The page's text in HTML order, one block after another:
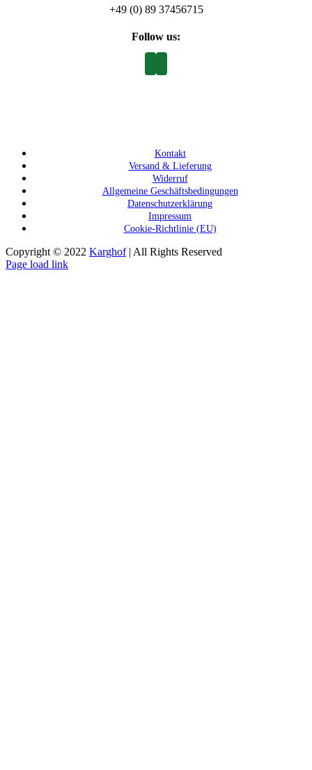
+49 (0) 89 37456715
Follow us:
Kontakt
Versand & Lieferung
Widerruf
Allgemeine Geschäftsbedingungen
Datenschutzerklärung
Impressum
Cookie-Richtlinie (EU)
Copyright © 2022 Karghof| All Rights Reserved
Page load link